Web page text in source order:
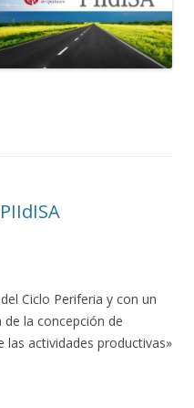
Ciclo Periferia y con un
la concepción de
las actividades productivas»